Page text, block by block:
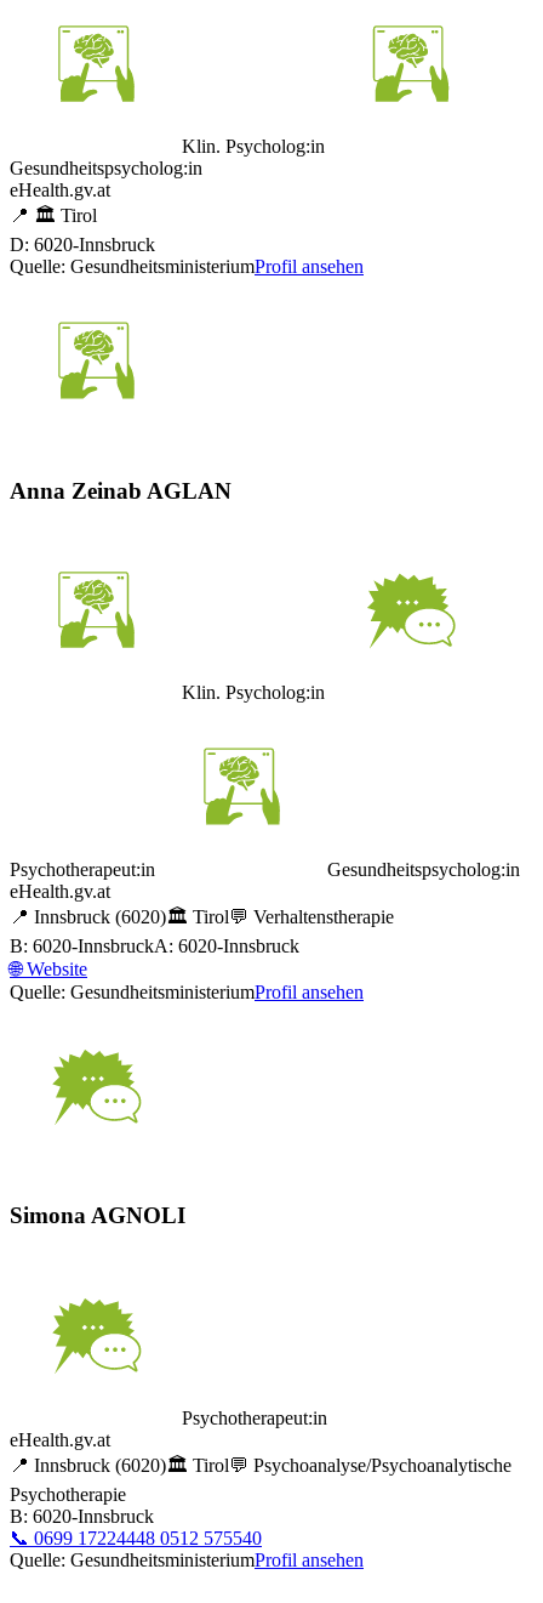
Klin. Psycholog:in
Gesundheitspsycholog:in
eHealth.gv.at
📍 🏛️ Tirol
D: 6020-Innsbruck
Quelle: GesundheitsministeriumProfil ansehen
Anna Zeinab AGLAN
Klin. Psycholog:in
Psychotherapeut:in
Gesundheitspsycholog:in
eHealth.gv.at
📍 Innsbruck (6020)🏛️ Tirol💬 Verhaltenstherapie
B: 6020-InnsbruckA: 6020-Innsbruck
🌐Website
Quelle: GesundheitsministeriumProfil ansehen
Simona AGNOLI
Psychotherapeut:in
eHealth.gv.at
📍 Innsbruck (6020)🏛️ Tirol💬 Psychoanalyse/Psychoanalytische
Psychotherapie
B: 6020-Innsbruck
📞 0699 17224448 0512 575540
Quelle: GesundheitsministeriumProfil ansehen